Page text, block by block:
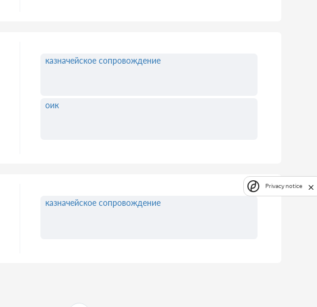
казначейское сопровождение
оик
казначейское сопровождение
Privacy notice